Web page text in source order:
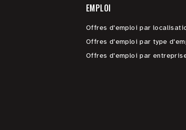
EMPLOI
Offres d'emploi par
Offres d'emploi par type
Offres d'emploi par